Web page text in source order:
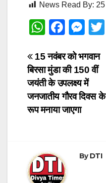
News Read By: 25
W
at
s
A
p
F
c
e
b
o
M
ss
e
n
g
Post
navigation
15 नवंबर को भगवान
बिरसा मुंडा की 150 वीं
जयंती के उपलक्ष्य में
जनजातीय गौरव दिवस के
रूप मनाया जाएगा
ByDTI